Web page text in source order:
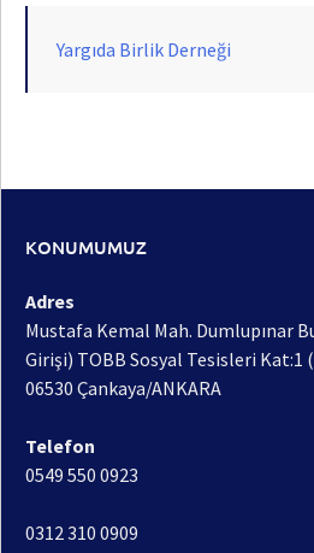
Yargıda Birlik Derneği
KONUMUMUZ
Adres
Mustafa Kemal Mah. Dumlupınar
Girişi) TOBB Sosyal Tesisleri Kat:1
06530 Çankaya/ANKARA
Telefon
0549 550 0923
0312 310 0909